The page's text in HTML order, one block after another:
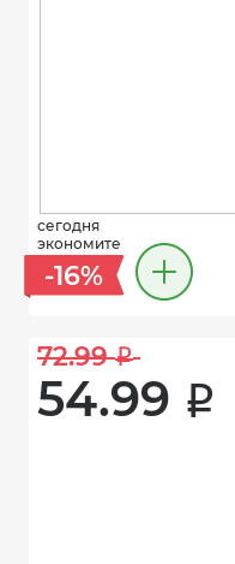
сегодня
экономите
-16%
72.99 i
54.99 i